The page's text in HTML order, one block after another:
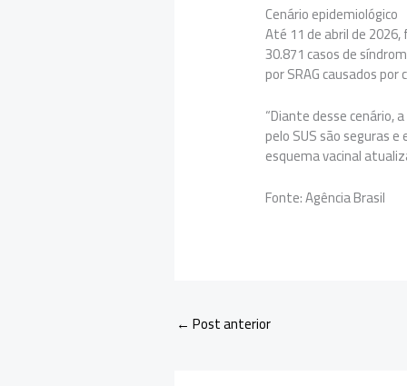
Cenário epidemiológico
Até 11 de abril de
30.871 casos de
por SRAG causados por
“Diante desse cenário,
pelo SUS são seguras
esquema vacinal
Fonte: Agência Brasil
← Post anterior